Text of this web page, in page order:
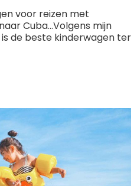
voor reizen met
Cuba...Volgens mijn
is de beste kinderwagen ter